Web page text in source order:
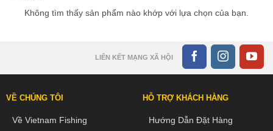
Không tìm thấy sản phẩm nào khớp với lựa chọn của bạn.
LIÊN KẾT MẠNG XÃ HỘI
VỀ CHÚNG TÔI
Về Vietnam Fishing
HỖ TRỢ KHÁCH HÀNG
Hướng Dẫn Đặt Hàng